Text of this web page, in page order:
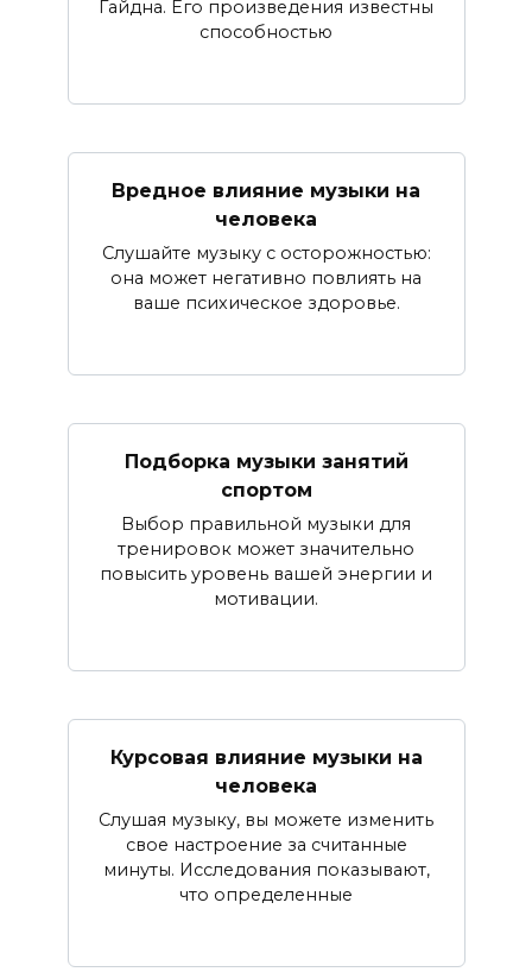
Гайдна. Его произведения известны
способностью
Вредное влияние музыки на
человека
Слушайте музыку с осторожностью:
она может негативно повлиять на
ваше психическое здоровье.
Подборка музыки занятий
спортом
Выбор правильной музыки для
тренировок может значительно
повысить уровень вашей энергии и
мотивации.
Курсовая влияние музыки на
человека
Слушая музыку, вы можете изменить
свое настроение за считанные
минуты. Исследования показывают,
что определенные